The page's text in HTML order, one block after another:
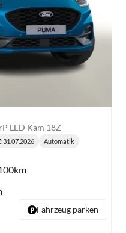
LED Kam 18Z
31.07.2026 Automatik
Fahrzeug parken